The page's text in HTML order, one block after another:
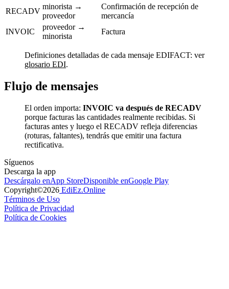
RECADV
minorista →
proveedor
Confirmación de recepción de
mercancía
INVOIC
proveedor →
minorista
Factura
Definiciones detalladas de cada mensaje EDIFACT: ver
glosario EDI.
Flujo de mensajes
El orden importa: INVOIC va después de RECADV
porque facturas las cantidades realmente recibidas. Si
facturas antes y luego el RECADV refleja diferencias
(roturas, faltantes), tendrás que emitir una factura
rectificativa.
Síguenos
Descarga la app
Descárgalo enApp StoreDisponible enGoogle Play
Copyright©2026 EdiEz.Online
Términos de Uso
Política de Privacidad
Política de Cookies